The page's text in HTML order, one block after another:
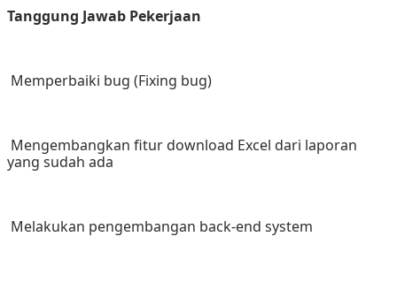
Tanggung Jawab Pekerjaan
Memperbaiki bug (Fixing bug)
yang sudah ada
Melakukan pengembangan back-end system